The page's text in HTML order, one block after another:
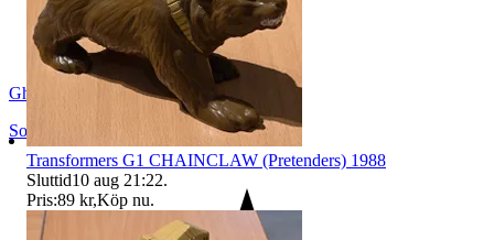
Ghostface75
Solf
Transformers G1 CHAINCLAW (Pretenders) 1988
Sluttid10 aug 21:22.
Pris:89 kr,Köp nu.